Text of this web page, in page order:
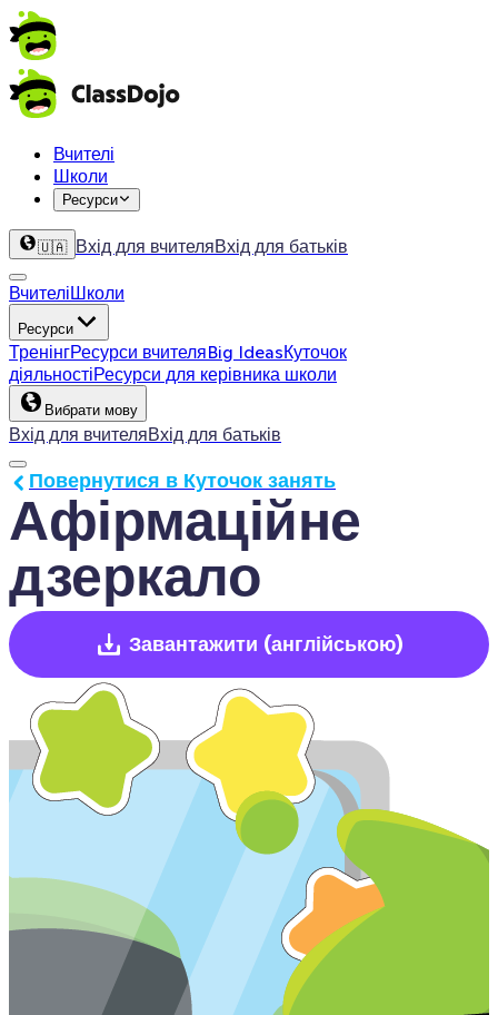
Вчителі
Школи
Ресурси
🇺🇦 Вхід для вчителяВхід для батьків
ВчителіШколи
Ресурси
ТренінгРесурси вчителяBig IdeasКуточок
діяльностіРесурси для керівника школи
Вибрати мову
Вхід для вчителяВхід для батьків
Афірмаційне
дзеркало
Повернутися в Куточок занять
Завантажити (англійською)